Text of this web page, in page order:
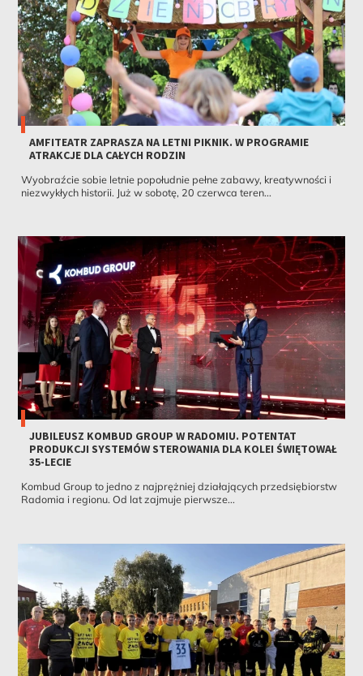
AMFITEATR ZAPRASZA NA LETNI PIKNIK. W PROGRAMIE
ATRAKCJE DLA CAŁYCH RODZIN
Wyobraźcie sobie letnie popołudnie pełne zabawy, kreatywności i
niezwykłych historii. Już w sobotę, 20 czerwca teren...
JUBILEUSZ KOMBUD GROUP W RADOMIU. POTENTAT
PRODUKCJI SYSTEMÓW STEROWANIA DLA KOLEI ŚWIĘTOWAŁ
35-LECIE
Kombud Group to jedno z najprężniej działających przedsiębiorstw
Radomia i regionu. Od lat zajmuje pierwsze...